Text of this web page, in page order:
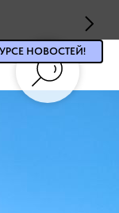
НОВОСТЕЙ!